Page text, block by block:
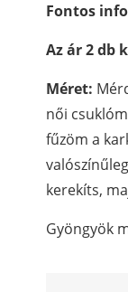
Fontos
Az ár 2 db
Méret:
női
fűzöm a
kerekíts,
Gyöngyök